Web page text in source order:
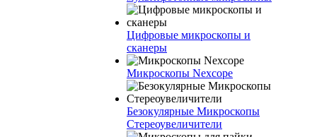
Цифровые микроскопы и
сканеры
Микроскопы Nexcope
Безокулярные Микроскопы
Стереоувеличители